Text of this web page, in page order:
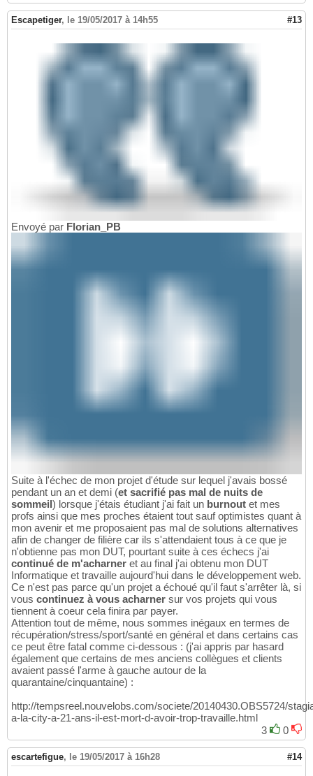
Escapetiger, le 19/05/2017 à 14h55 #13
Envoyé par Florian_PB
Suite à l'échec de mon projet d'étude sur lequel j'avais bossé
pendant un an et demi (et sacrifié pas mal de nuits de
sommeil ) lorsque j'étais étudiant j'ai fait un burnout et mes
profs ainsi que mes proches étaient tout sauf optimistes quant à
mon avenir et me proposaient pas mal de solutions alternatives
afin de changer de filière car ils s'attendaient tous à ce que je
n'obtienne pas mon DUT, pourtant suite à ces échecs j'ai
continué de m'acharner et au final j'ai obtenu mon DUT
Informatique et travaille aujourd'hui dans le développement web.
Ce n'est pas parce qu'un projet a échoué qu'il faut s'arrêter là, si
vous continuez à vous acharner sur vos projets qui vous
tiennent à coeur cela finira par payer.
Attention tout de même, nous sommes inégaux en termes de
récupération/stress/sport/santé en général et dans certains cas
ce peut être fatal comme ci-dessous : (j'ai appris par hasard
également que certains de mes anciens collègues et clients
avaient passé l'arme à gauche autour de la
quarantaine/cinquantaine) :
http://tempsreel.nouvelobs.com/societe/20140430.OBS5724/
a-la-city-a-21-ans-il-est-mort-d-avoir-trop-travaille.html
3
0
escartefigue, le 19/05/2017 à 16h28 #14